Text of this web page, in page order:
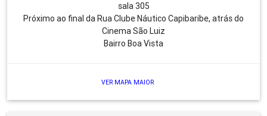
sala 305
Próximo ao final da Rua Clube Náutico Capibaribe, atrás do
Cinema São Luiz
Bairro Boa Vista
VER MAPA MAIOR